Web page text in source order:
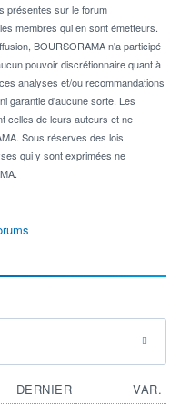
présentes sur le forum
membres qui en sont émetteurs.
BOURSORAMA n'a participé
pouvoir discrétionnaire quant à
analyses et/ou recommandations
garantie d'aucune sorte. Les
celles de leurs auteurs et ne
Sous réserves des lois
qui y sont exprimées ne
DERNIER
VAR.